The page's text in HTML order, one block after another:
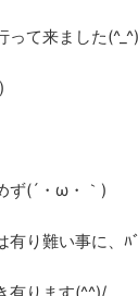
って来ました(^_^)
ず(´・ω・｀)
有り難い事に、ﾊ